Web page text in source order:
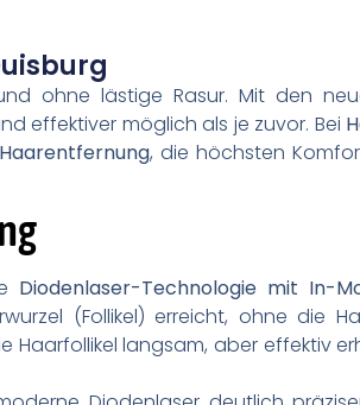
ohne lästige Rasur. Mit den
effektiver möglich als je zuvor. Bei
, die höchsten
Diodenlaser-Technologie mit In-
(Follikel) erreicht, ohne die
Haarfollikel langsam, aber effektiv